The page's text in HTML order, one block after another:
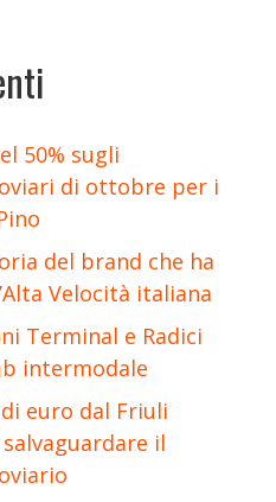
50% sugli
di ottobre per i
del brand che ha
Velocità italiana
Terminal e Radici
intermodale
euro dal Friuli
il